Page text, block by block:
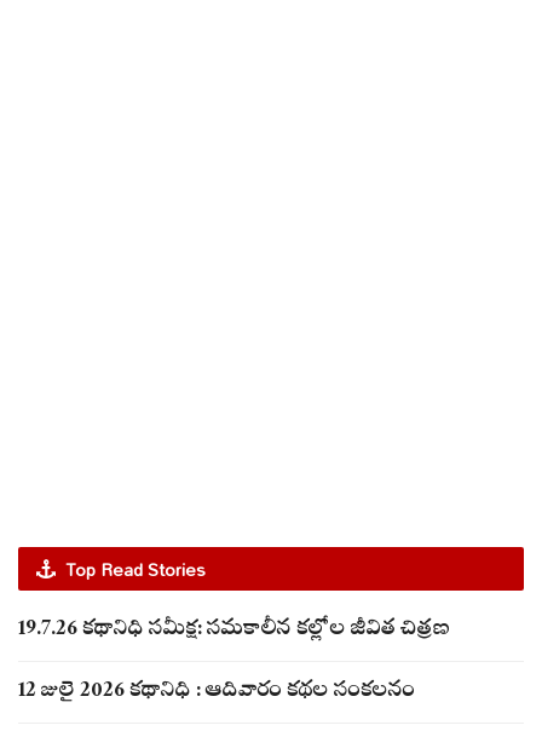
Top Read Stories
19.7.26 కథానిధి సమీక్ష: సమకాలీన కల్లోల జీవిత చిత్రణ
12 జులై 2026 కథానిధి : ఆదివారం కథల సంకలనం